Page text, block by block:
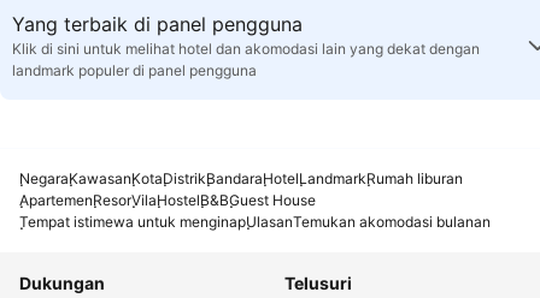
Yang terbaik di panel pengguna
Klik di sini untuk melihat hotel dan akomodasi lain yang dekat dengan
landmark populer di panel pengguna
NegaraKawasanKotaDistrikBandaraHotelLandmarkRumah liburan
ApartemenResorVilaHostelB&BGuest House
Tempat istimewa untuk menginapUlasanTemukan akomodasi bulanan
Dukungan
Telusuri